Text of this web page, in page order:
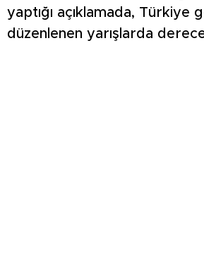
yaptığı açıklamada, Türkiye
düzenlenen yarışlarda